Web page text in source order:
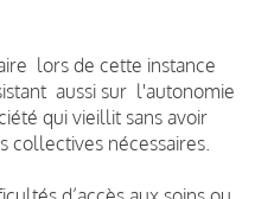
lors de cette instance
aussi sur l'autonomie
qui vieillit sans avoir
collectives nécessaires.